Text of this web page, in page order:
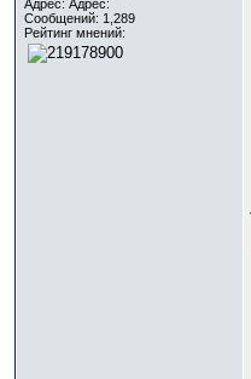
Адрес: Адрес:
Сообщений: 1,289
Рейтинг мнений: